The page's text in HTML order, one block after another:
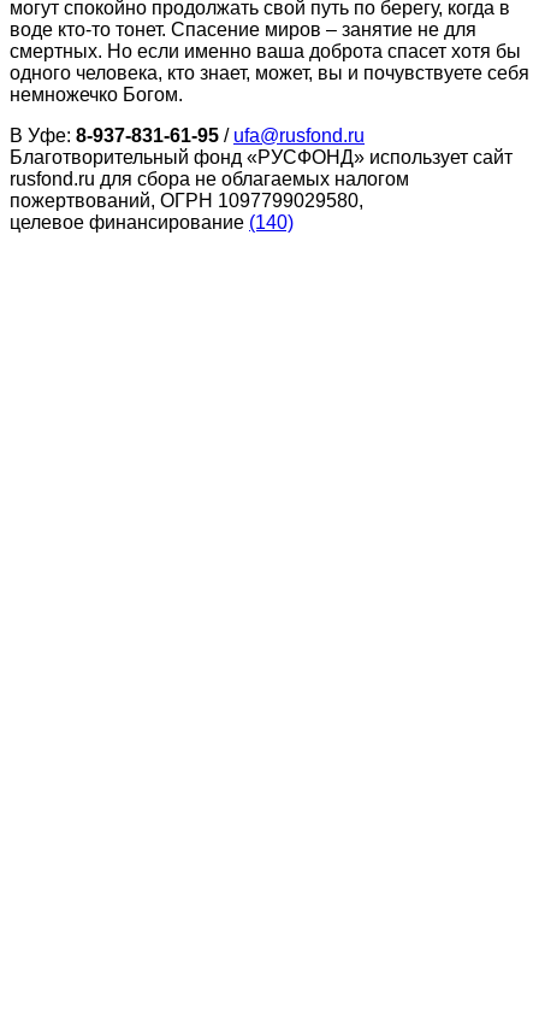
могут спокойно продолжать свой путь по берегу, когда в
воде кто-то тонет. Спасение миров – занятие не для
смертных. Но если именно ваша доброта спасет хотя бы
одного человека, кто знает, может, вы и почувствуете себя
немножечко Богом.
В Уфе: 8-937-831-61-95 / ufa@rusfond.ru
Благотворительный фонд «РУСФОНД» использует сайт
rusfond.ru для сбора не облагаемых налогом
пожертвований, ОГРН 1097799029580,
целевое финансирование (140)